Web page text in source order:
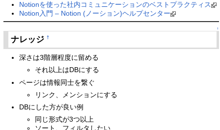
Notionを使った社内コミュニケーションのベストプラクティス
Notion入門 – Notion (ノーション)ヘルプセンター
↑
ナレッジ†
深さは3階層程度に留める
それ以上はDBにする
ページは情報同士を繋ぐ
リンク、メンションにする
DBにした方が良い例
同じ形式が3つ以上
ソート、フィルタしたい